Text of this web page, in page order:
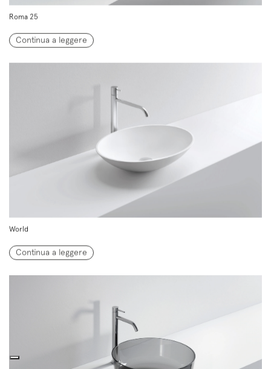
Roma 25
Continua a leggere
World
Continua a leggere